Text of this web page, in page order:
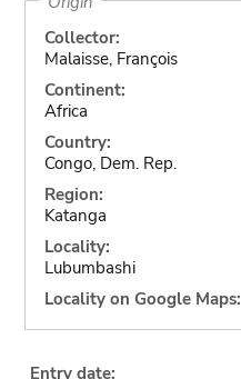
Collector:
Malaisse, François
Continent:
Africa
Country:
Congo, Dem. Rep.
Region:
Katanga
Locality:
Lubumbashi
Locality on Google Maps:
Entry date: